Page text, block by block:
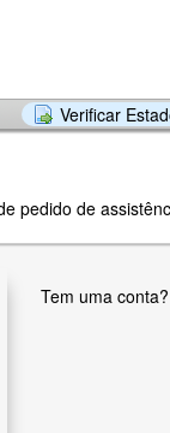
Verificar
pedido de
Tem uma